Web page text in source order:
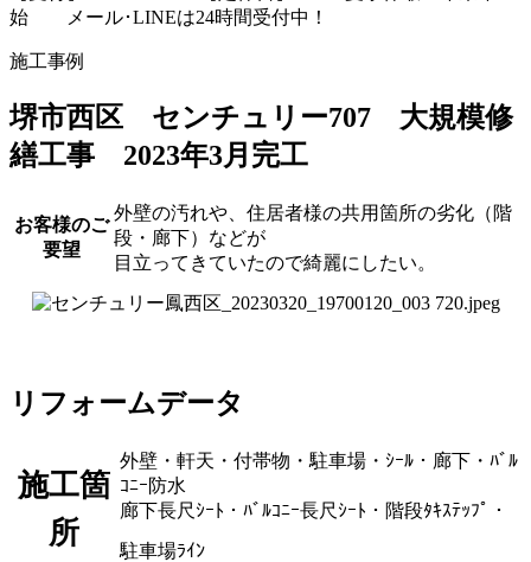
始 メール･LINEは24時間受付中！
施工事例
堺市西区 センチュリー707 大規模修
繕工事 2023年3月完工
お客様のご
要望
外壁の汚れや、住居者様の共用箇所の劣化（階
段・廊下）などが
目立ってきていたので綺麗にしたい。
リフォームデータ
施工箇
所
外壁・軒天・付帯物・駐車場・ｼｰﾙ・廊下・ﾊﾞﾙ
ｺﾆｰ防水
廊下長尺ｼｰﾄ・ﾊﾞﾙｺﾆｰ長尺ｼｰﾄ・階段ﾀｷｽﾃｯﾌﾟ・
駐車場ﾗｲﾝ